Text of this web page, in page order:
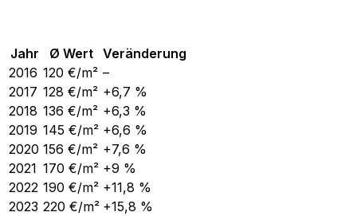
Jahr Ø Wert Veränderung
2016 120 €/m² –
2017 128 €/m² +6,7 %
2018 136 €/m² +6,3 %
2019 145 €/m² +6,6 %
2020 156 €/m² +7,6 %
2021 170 €/m² +9 %
2022 190 €/m² +11,8 %
2023 220 €/m² +15,8 %